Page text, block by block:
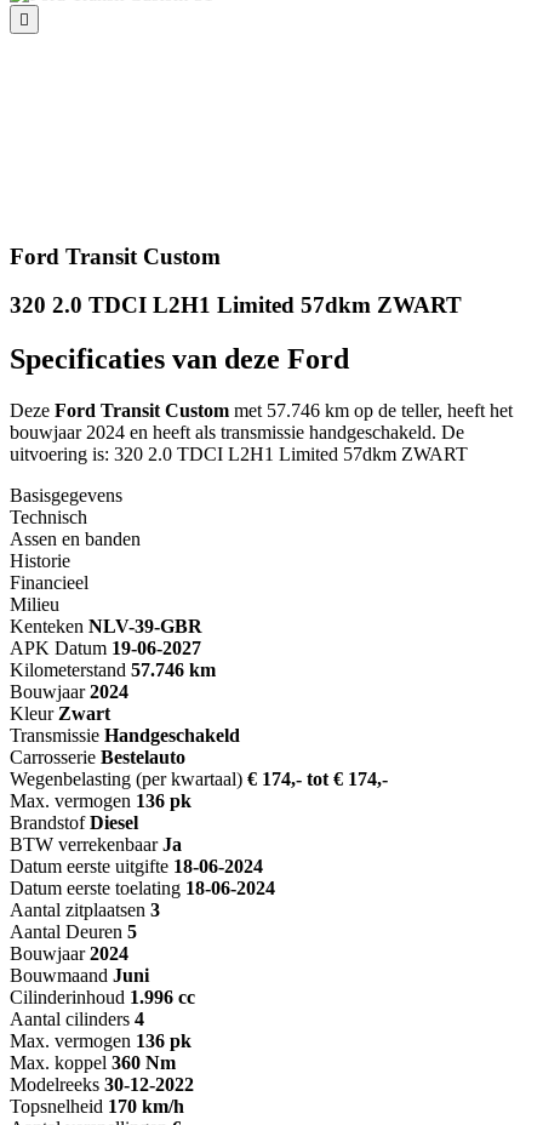
Ford Transit Custom
320 2.0 TDCI L2H1 Limited 57dkm ZWART
Specificaties van deze Ford
Deze Ford Transit Custom met 57.746 km op de teller, heeft het
bouwjaar 2024 en heeft als transmissie handgeschakeld. De
uitvoering is: 320 2.0 TDCI L2H1 Limited 57dkm ZWART
Basisgegevens
Technisch
Assen en banden
Historie
Financieel
Milieu
Kenteken NLV-39-GBR
APK Datum 19-06-2027
Kilometerstand 57.746 km
Bouwjaar 2024
Kleur Zwart
Transmissie Handgeschakeld
Carrosserie Bestelauto
Wegenbelasting (per kwartaal) € 174,- tot € 174,-
Max. vermogen 136 pk
Brandstof Diesel
BTW verrekenbaar Ja
Datum eerste uitgifte 18-06-2024
Datum eerste toelating 18-06-2024
Aantal zitplaatsen 3
Aantal Deuren 5
Bouwjaar 2024
Bouwmaand Juni
Cilinderinhoud 1.996 cc
Aantal cilinders 4
Max. vermogen 136 pk
Max. koppel 360 Nm
Modelreeks 30-12-2022
Topsnelheid 170 km/h